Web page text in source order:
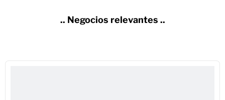
.. Negocios relevantes ..